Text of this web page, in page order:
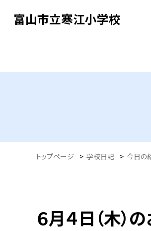
富山市立寒江小学校
トップページ > 学校日記 > 今日の
６月４日（木）